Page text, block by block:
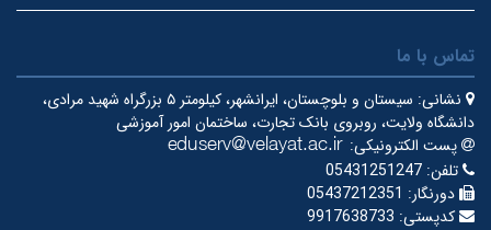
تماس با ما
نشانی:
سیستان و بلوچستان، ایرانشهر، کیلومتر ۵ بزرگراه شهید مرادی،
دانشگاه ولایت، روبروی بانک تجارت، ساختمان امور آموزشی
پست الکترونیکی:
تلفن: 05431251247
دورنگار: 05437212351
کدپستی: 9917638733